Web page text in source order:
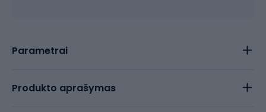
Parametrai
Produkto aprašymas